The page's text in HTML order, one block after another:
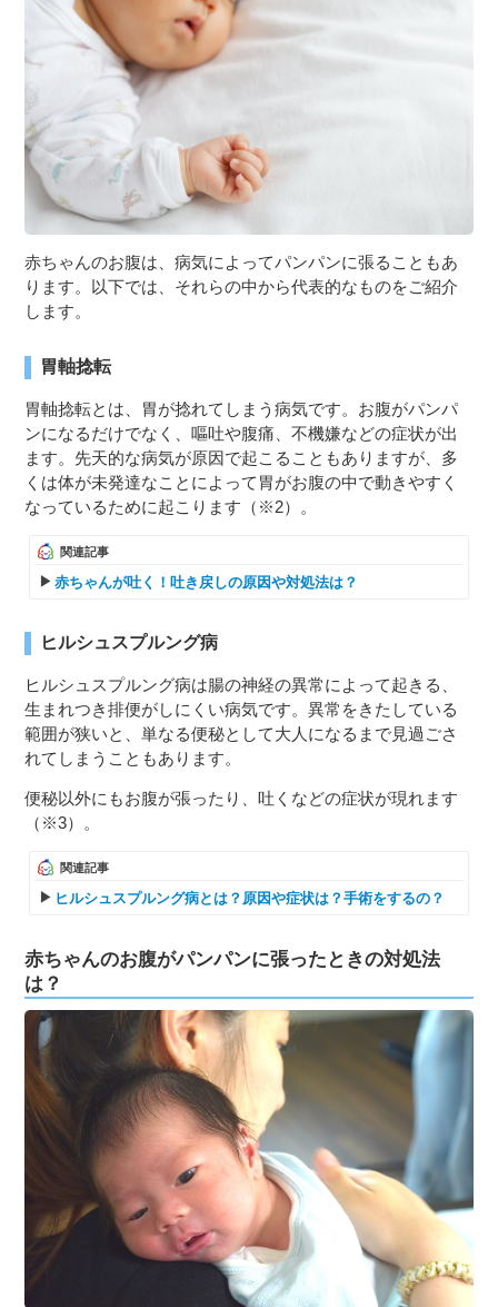
赤ちゃんのお腹は、病気によってパンパンに張ることもあ
ります。以下では、それらの中から代表的なものをご紹介
します。
胃軸捻転
胃軸捻転とは、胃が捻れてしまう病気です。お腹がパンパ
ンになるだけでなく、嘔吐や腹痛、不機嫌などの症状が出
ます。先天的な病気が原因で起こることもありますが、多
くは体が未発達なことによって胃がお腹の中で動きやすく
なっているために起こります（※2）。
関連記事
赤ちゃんが吐く！吐き戻しの原因や対処法は？
ヒルシュスプルング病
ヒルシュスプルング病は腸の神経の異常によって起きる、
生まれつき排便がしにくい病気です。異常をきたしている
範囲が狭いと、単なる便秘として大人になるまで見過ごさ
れてしまうこともあります。
便秘以外にもお腹が張ったり、吐くなどの症状が現れます
（※3）。
関連記事
ヒルシュスプルング病とは？原因や症状は？手術をするの？
赤ちゃんのお腹がパンパンに張ったときの対処法
は？